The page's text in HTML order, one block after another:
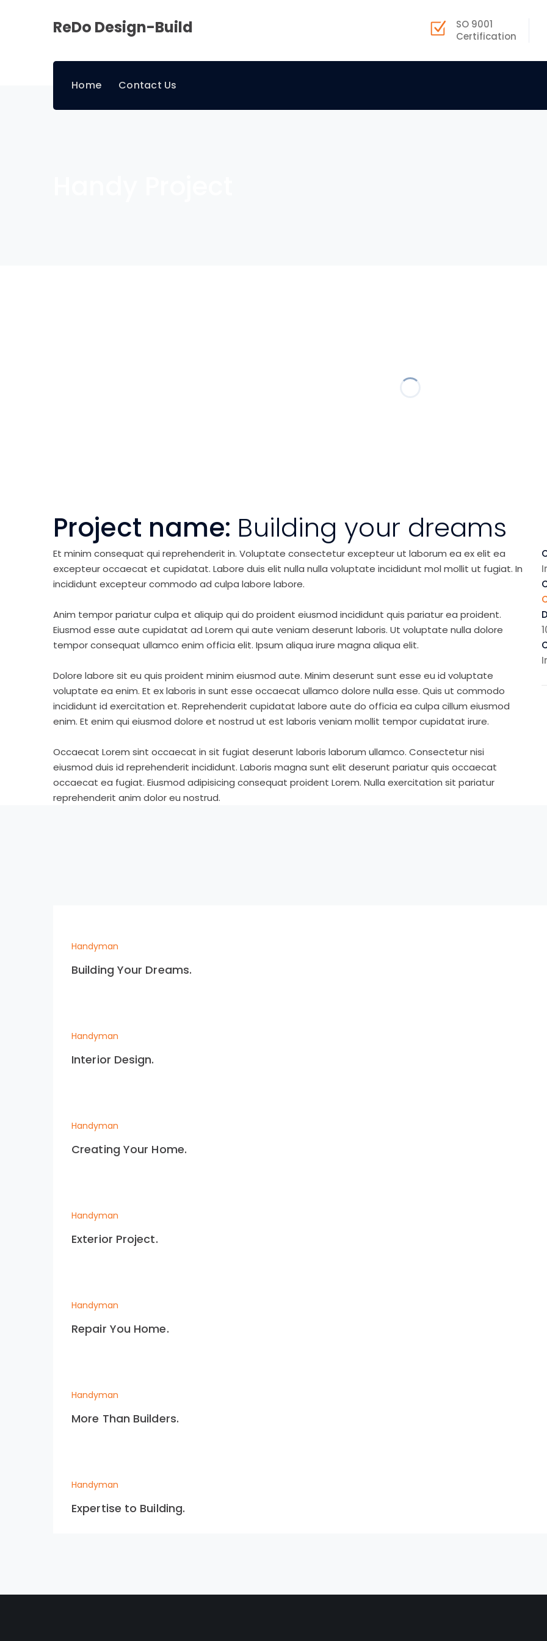
ReDo Design-Build
SO 9001
Certification
Home Contact Us
Project name: Building your dreams
Et minim consequat qui reprehenderit in. Voluptate consectetur excepteur ut laborum ea ex elit ea
excepteur occaecat et cupidatat. Labore duis elit nulla nulla voluptate incididunt mol mollit ut fugiat. In
incididunt excepteur commodo ad culpa labore labore.
Anim tempor pariatur culpa et aliquip qui do proident eiusmod incididunt quis pariatur ea proident.
Eiusmod esse aute cupidatat ad Lorem qui aute veniam deserunt laboris. Ut voluptate nulla dolore
tempor consequat ullamco enim officia elit. Ipsum aliqua irure magna aliqua elit.
Dolore labore sit eu quis proident minim eiusmod aute. Minim deserunt sunt esse eu id voluptate
voluptate ea enim. Et ex laboris in sunt esse occaecat ullamco dolore nulla esse. Quis ut commodo
incididunt id exercitation et. Reprehenderit cupidatat labore aute do officia ea culpa cillum eiusmod
enim. Et enim qui eiusmod dolore et nostrud ut est laboris veniam mollit tempor cupidatat irure.
Occaecat Lorem sint occaecat in sit fugiat deserunt laboris laborum ullamco. Consectetur nisi
eiusmod duis id reprehenderit incididunt. Laboris magna sunt elit deserunt pariatur quis occaecat
occaecat ea fugiat. Eiusmod adipisicing consequat proident Lorem. Nulla exercitation sit pariatur
reprehenderit anim dolor eu nostrud.
Handyman
Building Your Dreams.
Handyman
Interior Design.
Handyman
Creating Your Home.
Handyman
Exterior Project.
Handyman
Repair You Home.
Handyman
More Than Builders.
Handyman
Expertise to Building.